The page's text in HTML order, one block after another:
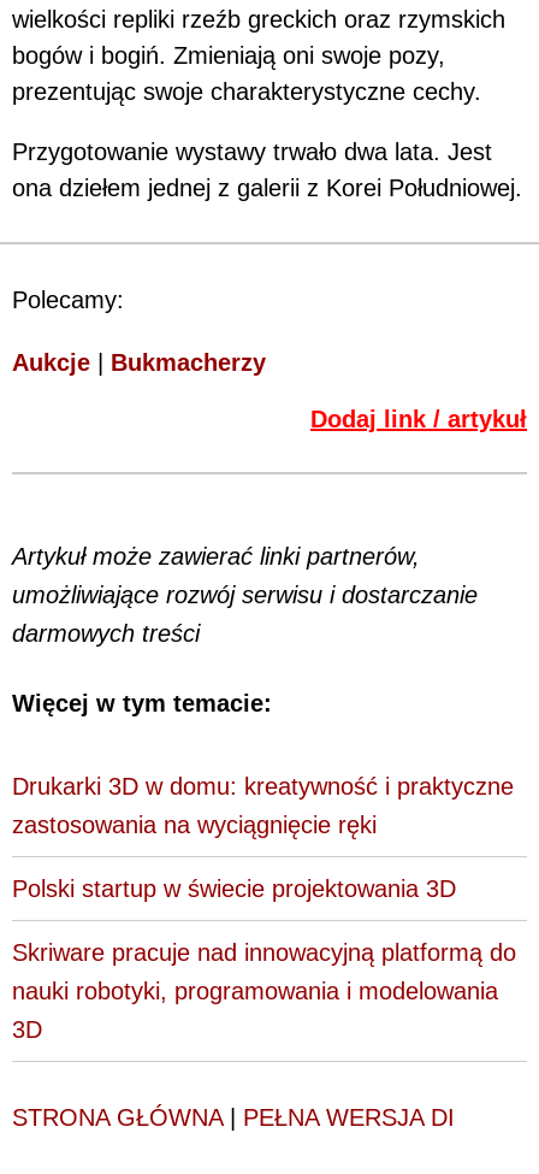
wielkości repliki rzeźb greckich oraz rzymskich
bogów i bogiń. Zmieniają oni swoje pozy,
prezentując swoje charakterystyczne cechy.
Przygotowanie wystawy trwało dwa lata. Jest
ona dziełem jednej z galerii z Korei Południowej.
Polecamy:
Aukcje Bukmacherzy
Dodaj link / artykuł
Artykuł może zawierać linki partnerów,
umożliwiające rozwój serwisu i dostarczanie
darmowych treści
Więcej w tym temacie:
Drukarki 3D w domu: kreatywność i praktyczne
zastosowania na wyciągnięcie ręki
Polski startup w świecie projektowania 3D
Skriware pracuje nad innowacyjną platformą do
nauki robotyki, programowania i modelowania
3D
STRONA GŁÓWNA| PEŁNA WERSJA DI